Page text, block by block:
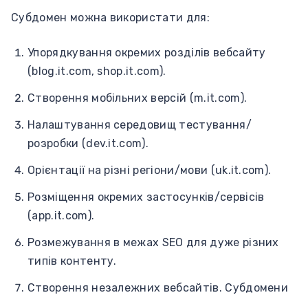
Субдомен можна використати для:
Упорядкування окремих розділів вебсайту
(blog.it.com, shop.it.com).
Створення мобільних версій (m.it.com).
Налаштування середовищ тестування/
розробки (dev.it.com).
Орієнтації на різні регіони/мови (uk.it.com).
Розміщення окремих застосунків/сервісів
(app.it.com).
Розмежування в межах SEO для дуже різних
типів контенту.
Створення незалежних вебсайтів. Субдомени